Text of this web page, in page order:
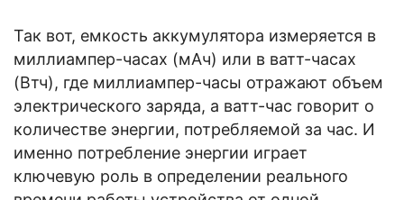
Так вот, емкость аккумулятора измеряется в
миллиампер-часах (мАч) или в ватт-часах
(Втч), где миллиампер-часы отражают объем
электрического заряда, а ватт-час говорит о
количестве энергии, потребляемой за час. И
именно потребление энергии играет
ключевую роль в определении реального